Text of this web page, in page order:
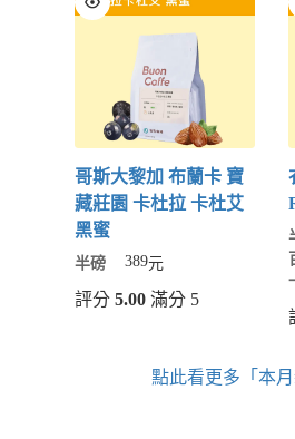
哥斯大黎加 布蘭卡 寶
藏莊園 卡杜拉 卡杜艾
黑蜜
半磅 389元
評分 5.00滿分 5
點此看更多「本月